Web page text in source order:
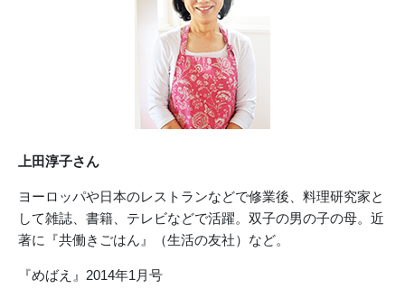
上田淳子さん
ヨーロッパや日本のレストランなどで修業後、料理研究家と
して雑誌、書籍、テレビなどで活躍。双子の男の子の母。近
著に『共働きごはん』（生活の友社）など。
『めばえ』2014年1月号